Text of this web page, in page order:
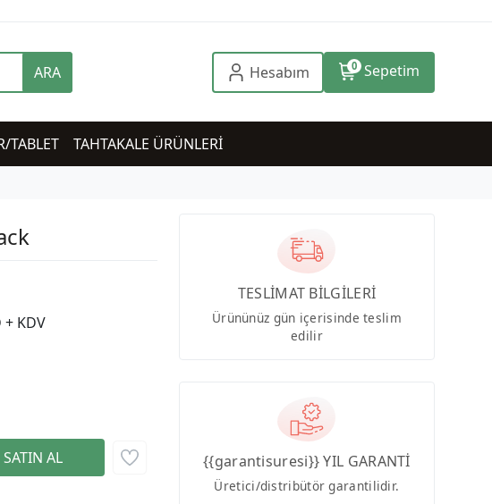
ARA Hesabım 0 Sepetim
TABLET TAHTAKALE ÜRÜNLERİ
+ KDV
TESLİMAT BİLGİLERİ
Ürününüz gün içerisinde teslim
edilir
{{garantisuresi}} YIL GARANTİ
Üretici/distribütör garantilidir.